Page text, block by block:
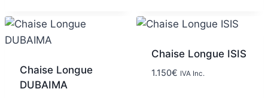
Chaise Longue
DUBAIMA
Chaise Longue ISIS
1.150€ IVA Inc.